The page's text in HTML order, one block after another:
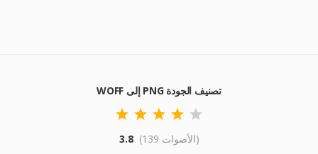
WOFF إلى PNG تصنيف الجودة
3.8 (139 الأصوات)